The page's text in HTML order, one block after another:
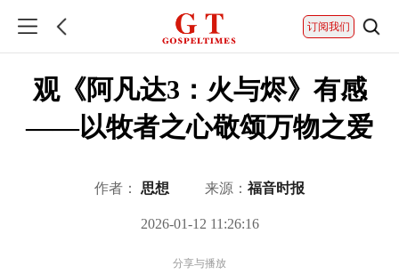
订阅我们
观《阿凡达3：火与烬》有感
——以牧者之心敬颂万物之爱
作者： 思想 来源： 福音时报
2026-01-12 11:26:16
分享与播放